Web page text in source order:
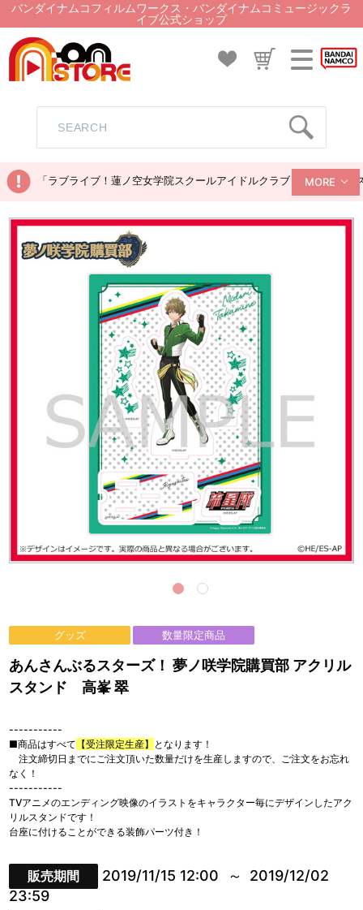
バンダイナムコフィルムワークス・バンダイナムコミュージックラ
イブ公式ショップ
「ラブライブ！蓮ノ空女学院スクールアイドルクラブ ぬいぐるみ
MORE
グッズ 数量限定商品
あんさんぶるスターズ！ 夢ノ咲学院購買部 アクリル
スタンド 高峯 翠
-----------
■商品はすべて 【受注限定生産】
となります！
注文締切日までにご注文頂いた数量だけを生産しますので、ご注文をお忘れ
なく！
-----------
TVアニメのエンディング映像のイラストをキャラクター毎にデザインしたアク
リルスタンドです！
台座に付けることができる装飾パーツ付き！
販売期間 2019/11/15 12:00
2019/12/02
23:59